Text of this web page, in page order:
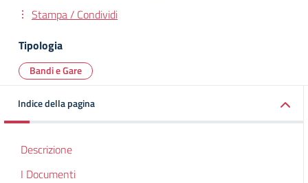
Stampa / Condividi
Tipologia
Bandi e Gare
Indice della pagina
Descrizione
I Documenti